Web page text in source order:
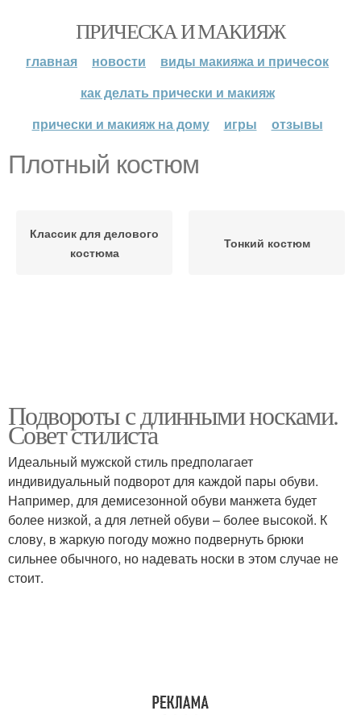
ПРИЧЕСКА И МАКИЯЖ
главная новости
виды макияжа и причесок
как делать прически и макияж
прически и макияж на дому
игры отзывы
Плотный костюм
Классик для делового
костюма
Тонкий костюм
Подвороты с длинными носками.
Совет стилиста
Идеальный мужской стиль предполагает
индивидуальный подворот для каждой пары обуви.
Например, для демисезонной обуви манжета будет
более низкой, а для летней обуви – более высокой. К
слову, в жаркую погоду можно подвернуть брюки
сильнее обычного, но надевать носки в этом случае не
стоит.